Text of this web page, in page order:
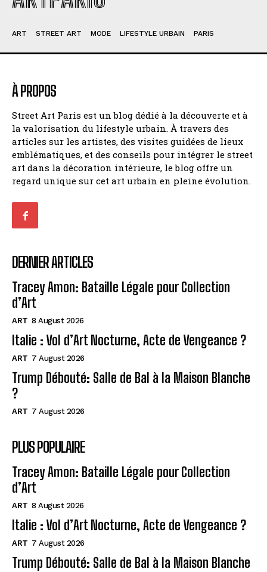
ART STREET ART MODE LIFESTYLE URBAIN PARIS
À PROPOS
Street Art Paris est un blog dédié à la découverte et à
la valorisation du lifestyle urbain. À travers des
articles sur les artistes, des visites guidées de lieux
emblématiques, et des conseils pour intégrer le street
art dans la décoration intérieure, le blog offre un
regard unique sur cet art urbain en pleine évolution.
DERNIER ARTICLES
Tracey Amon: Bataille Légale pour Collection
d’Art
ART 8 August 2026
Italie : Vol d’Art Nocturne, Acte de Vengeance ?
ART 7 August 2026
Trump Débouté: Salle de Bal à la Maison Blanche
?
ART 7 August 2026
PLUS POPULAIRE
Tracey Amon: Bataille Légale pour Collection
d’Art
ART 8 August 2026
Italie : Vol d’Art Nocturne, Acte de Vengeance ?
ART 7 August 2026
Trump Débouté: Salle de Bal à la Maison Blanche